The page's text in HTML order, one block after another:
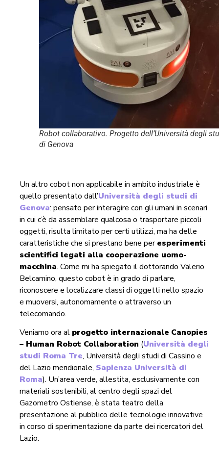
Robot collaborativo. Progetto dell’Università degli
di Genova
Un altro cobot non applicabile in ambito industriale è
quello presentato dall’Università degli studi di
Genova: pensato per interagire con gli umani in scenari
in cui c’è da assemblare qualcosa o trasportare piccoli
oggetti, risulta limitato per certi utilizzi, ma ha delle
caratteristiche che si prestano bene peresperimenti
scientifici legati alla cooperazione uomo-
macchina. Come mi ha spiegato il dottorando Valerio
Belcamino, questo cobot è in grado di parlare,
riconoscere e localizzare classi di oggetti nello spazio
e muoversi, autonomamente o attraverso un
telecomando.
Veniamo ora al progetto internazionale Canopies
– Human Robot Collaboration (Università degli
studi Roma Tre, Università degli studi di Cassino e
del Lazio meridionale, Sapienza Università di
Roma). Un’area verde, allestita, esclusivamente con
materiali sostenibili, al centro degli spazi del
Gazometro Ostiense, è stata teatro della
presentazione al pubblico delle tecnologie innovative
in corso di sperimentazione da parte dei ricercatori del
Lazio.